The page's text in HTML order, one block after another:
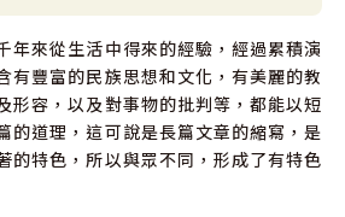
年來從生活中得來的經驗，經過累積演
有豐富的民族思想和文化，有美麗的教
形容，以及對事物的批判等，都能以短
的道理，這可說是長篇文章的縮寫，是
的特色，所以與眾不同，形成了有特色